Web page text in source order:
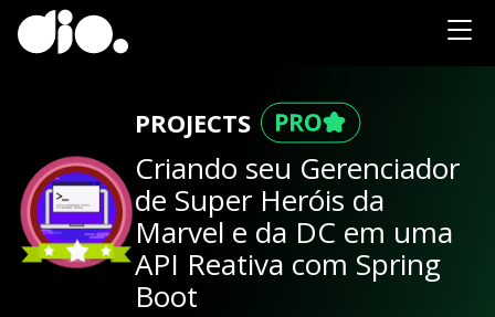
PROJECTS
Criando seu Gerenciador
de Super Heróis da
Marvel e da DC em uma
API Reativa com Spring
Boot